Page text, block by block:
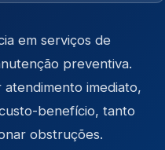
em serviços de
preventiva.
imediato,
benefício, tanto
obstruções.